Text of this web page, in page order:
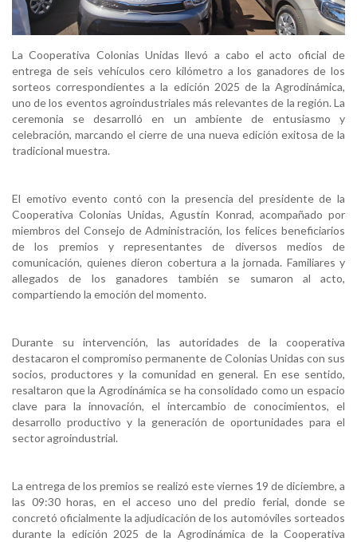
La Cooperativa Colonias Unidas llevó a cabo el acto oficial de
entrega de seis vehículos cero kilómetro a los ganadores de los
sorteos correspondientes a la edición 2025 de la Agrodinámica,
uno de los eventos agroindustriales más relevantes de la región. La
ceremonia se desarrolló en un ambiente de entusiasmo y
celebración, marcando el cierre de una nueva edición exitosa de la
tradicional muestra.
El emotivo evento contó con la presencia del presidente de la
Cooperativa Colonias Unidas, Agustín Konrad, acompañado por
miembros del Consejo de Administración, los felices beneficiarios
de los premios y representantes de diversos medios de
comunicación, quienes dieron cobertura a la jornada. Familiares y
allegados de los ganadores también se sumaron al acto,
compartiendo la emoción del momento.
Durante su intervención, las autoridades de la cooperativa
destacaron el compromiso permanente de Colonias Unidas con sus
socios, productores y la comunidad en general. En ese sentido,
resaltaron que la Agrodinámica se ha consolidado como un espacio
clave para la innovación, el intercambio de conocimientos, el
desarrollo productivo y la generación de oportunidades para el
sector agroindustrial.
La entrega de los premios se realizó este viernes 19 de diciembre, a
las 09:30 horas, en el acceso uno del predio ferial, donde se
concretó oficialmente la adjudicación de los automóviles sorteados
durante la edición 2025 de la Agrodinámica de la Cooperativa